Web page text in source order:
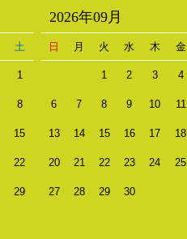
土
1
8
15
22
29
2026年09月
日 月 火 水 木 金
1 2 3 4
6 7 8 9 10 11
13 14 15 16 17 18
20 21 22 23 24 25
27 28 29 30